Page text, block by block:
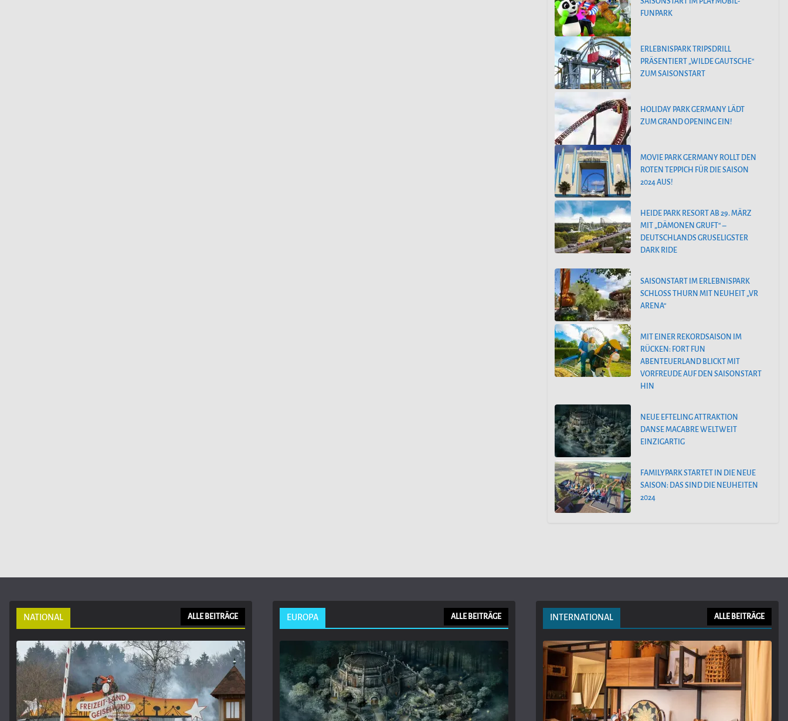
FUNPARK
ERLEBNISPARK TRIPSDRILL
PRÄSENTIERT „WILDE GAUTSCHE“
ZUM SAISONSTART
HOLIDAY PARK GERMANY LÄDT
ZUM GRAND OPENING EIN!
MOVIE PARK GERMANY ROLLT DEN
ROTEN TEPPICH FÜR DIE SAISON
2024 AUS!
HEIDE PARK RESORT AB 29. MÄRZ
MIT „DÄMONEN GRUFT“ –
DEUTSCHLANDS GRUSELIGSTER
DARK RIDE
SAISONSTART IM ERLEBNISPARK
SCHLOSS THURN MIT NEUHEIT „VR
ARENA“
MIT EINER REKORDSAISON IM
RÜCKEN: FORT FUN
ABENTEUERLAND BLICKT MIT
VORFREUDE AUF DEN SAISONSTART
HIN
NEUE EFTELING ATTRAKTION
DANSE MACABRE WELTWEIT
EINZIGARTIG
FAMILYPARK STARTET IN DIE NEUE
SAISON: DAS SIND DIE NEUHEITEN
2024
NATIONAL ALLE BEITRÄGE EUROPA ALLE BEITRÄGE INTERNATIONAL ALLE BEITRÄGE